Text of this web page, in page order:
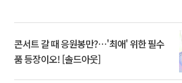
콘서트 갈 때 응원봉만?⋯'최애' 위한 필수
품 등장이오! [솔드아웃]